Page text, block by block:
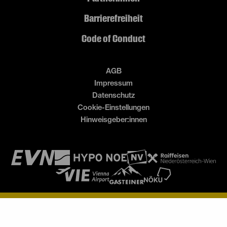
Barrierefreiheit
Code of Conduct
AGB
Impressum
Datenschutz
Cookie-Einstellungen
Hinweisgeber:innen